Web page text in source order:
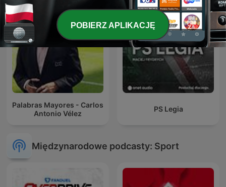
Palabras Mayores - Carlos
Antonio Vélez
PS Legia
Międzynarodowe podcasty: Sport
POBIERZ APLIKACJĘ